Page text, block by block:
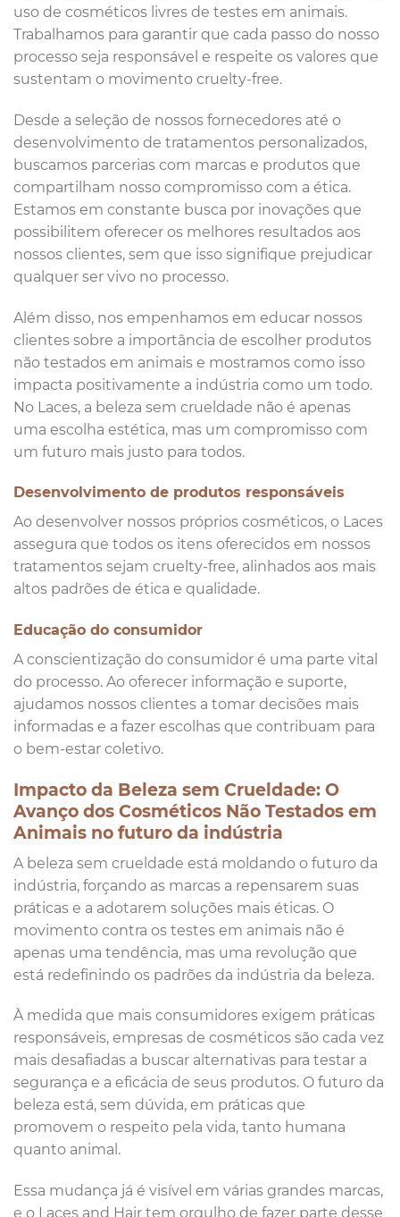
uso de cosméticos livres de testes em animais.
Trabalhamos para garantir que cada passo do nosso
processo seja responsável e respeite os valores que
sustentam o movimento cruelty-free.
Desde a seleção de nossos fornecedores até o
desenvolvimento de tratamentos personalizados,
buscamos parcerias com marcas e produtos que
compartilham nosso compromisso com a ética.
Estamos em constante busca por inovações que
possibilitem oferecer os melhores resultados aos
nossos clientes, sem que isso signifique prejudicar
qualquer ser vivo no processo.
Além disso, nos empenhamos em educar nossos
clientes sobre a importância de escolher produtos
não testados em animais e mostramos como isso
impacta positivamente a indústria como um todo.
No Laces, a beleza sem crueldade não é apenas
uma escolha estética, mas um compromisso com
um futuro mais justo para todos.
Desenvolvimento de produtos responsáveis
Ao desenvolver nossos próprios cosméticos, o Laces
assegura que todos os itens oferecidos em nossos
tratamentos sejam cruelty-free, alinhados aos mais
altos padrões de ética e qualidade.
Educação do consumidor
A conscientização do consumidor é uma parte vital
do processo. Ao oferecer informação e suporte,
ajudamos nossos clientes a tomar decisões mais
informadas e a fazer escolhas que contribuam para
o bem-estar coletivo.
Impacto da Beleza sem Crueldade: O
Avanço dos Cosméticos Não Testados em
Animais no futuro da indústria
A beleza sem crueldade está moldando o futuro da
indústria, forçando as marcas a repensarem suas
práticas e a adotarem soluções mais éticas. O
movimento contra os testes em animais não é
apenas uma tendência, mas uma revolução que
está redefinindo os padrões da indústria da beleza.
À medida que mais consumidores exigem práticas
responsáveis, empresas de cosméticos são cada vez
mais desafiadas a buscar alternativas para testar a
segurança e a eficácia de seus produtos. O futuro da
beleza está, sem dúvida, em práticas que
promovem o respeito pela vida, tanto humana
quanto animal.
Essa mudança já é visível em várias grandes marcas,
e o Laces and Hair tem orgulho de fazer parte desse